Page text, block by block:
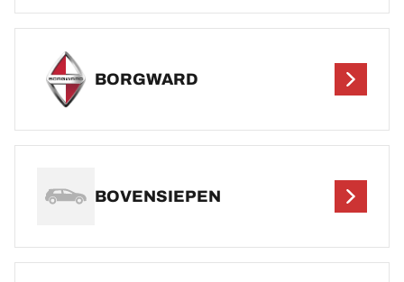
BORGWARD
BOVENSIEPEN